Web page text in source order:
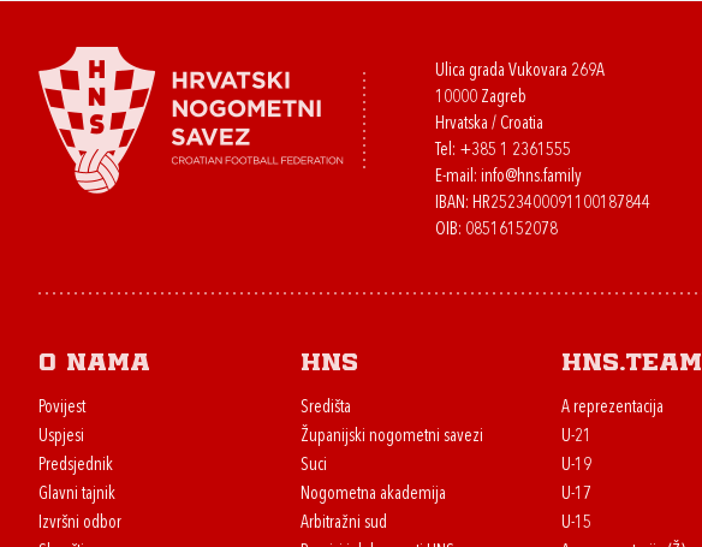
Ulica grada Vukovara 269A
10000 Zagreb
Hrvatska / Croatia
Tel: +385 1 2361555
E-mail: info@hns.family
IBAN: HR2523400091100187844
OIB: 08516152078
O nama
Povijest
Uspjesi
Predsjednik
Glavni tajnik
Izvršni odbor
HNS
Središta
Županijski nogometni savezi
Suci
Nogometna akademija
Arbitražni sud
HNS.team
A reprezentacija
U-21
U-19
U-17
U-15